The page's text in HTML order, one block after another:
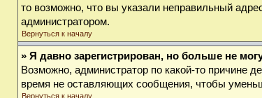
то возможно, что вы указали неправильный
администратором.
Вернуться к началу
» Я давно зарегистрирован, но больше не
Возможно, администратор по какой-то причине
время не оставляющих сообщения, чтобы
Вернуться к началу